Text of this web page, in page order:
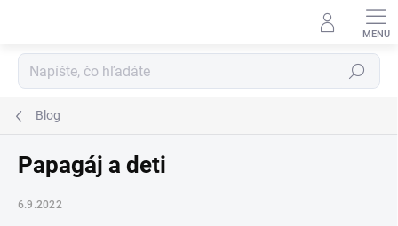
Hľadať
Blog
Papagáj a deti
6.9.2022